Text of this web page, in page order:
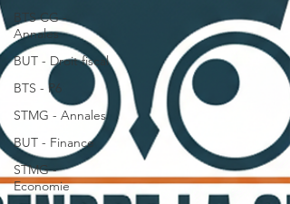
BTS CG -
Annales
BUT - Droit fiscal
BTS - P6
STMG - Annales
BUT - Finance
STMG -
Economie